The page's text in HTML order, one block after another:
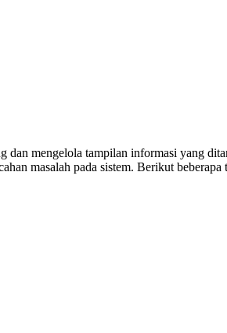
dan mengelola tampilan informasi yang
masalah pada sistem. Berikut